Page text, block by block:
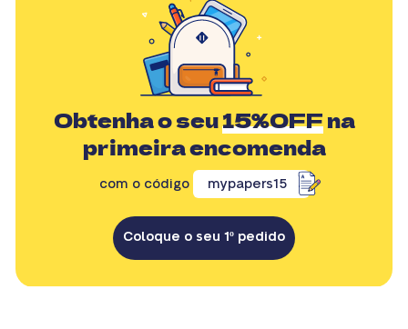
Obtenha o seu15%OFFna
primeira encomenda
com o código mypapers15
Coloque o seu 1º pedido